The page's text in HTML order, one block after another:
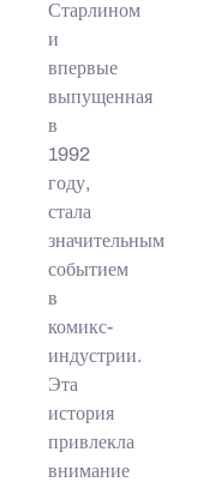
Старлином
и
впервые
выпущенная
в
1992
году,
стала
значительным
событием
в
комикс-
индустрии.
Эта
история
привлекла
внимание